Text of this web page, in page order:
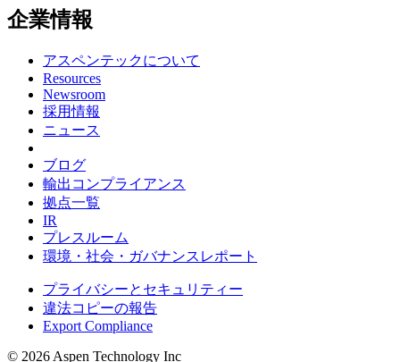
企業情報
アスペンテックについて
Resources
Newsroom
採用情報
ニュース
ブログ
輸出コンプライアンス
拠点一覧
IR
プレスルーム
環境・社会・ガバナンスレポート
プライバシーとセキュリティー
違法コピーの報告
Export Compliance
© 2026 Aspen Technology Inc